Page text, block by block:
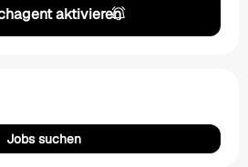
aktivieren
Jobs suchen